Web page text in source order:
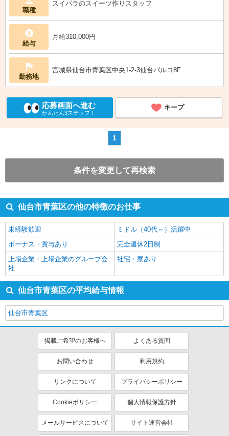
職種
スイパラのスイーツ作りスタッフ
給与
月給310,000円
勤務地
宮城県仙台市青葉区中央1-2-3仙台パルコ8F
応募画面へ進む
かんたん3ステップ！
キープ
1
条件を変更して再検索
仙台市青葉区の他の特徴のお仕事
未経験歓迎
ミドル（40代～）活躍中
ボーナス・賞与あり
完全週休2日制
上場企業・上場企業のグループ会
社
社宅・寮あり
仙台市青葉区の平均給与情報
仙台市青葉区
掲載ご希望のお客様へ よくある質問
お問い合わせ 利用規約
リンクについて プライバシーポリシー
Cookieポリシー 個人情報保護方針
メールサービスについて サイト運営会社